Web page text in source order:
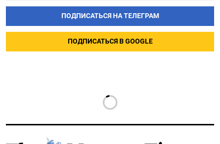
ПОДПИСАТЬСЯ НА ТЕЛЕГРАМ
ПОДПИСАТЬСЯ В GOOGLE